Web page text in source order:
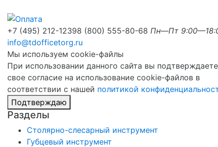
+7 (495) 212-12398 (800) 555-80-68 Пн—Пт
info@tdofficetorg.ru
Мы используем cookie-файлы
При использовании данного сайта вы подтверждаете
свое согласие на использование cookie-файлов в
соответствии с нашей политикой
Подтверждаю
Разделы
Столярно-слесарный инструмент
Губцевый инструмент